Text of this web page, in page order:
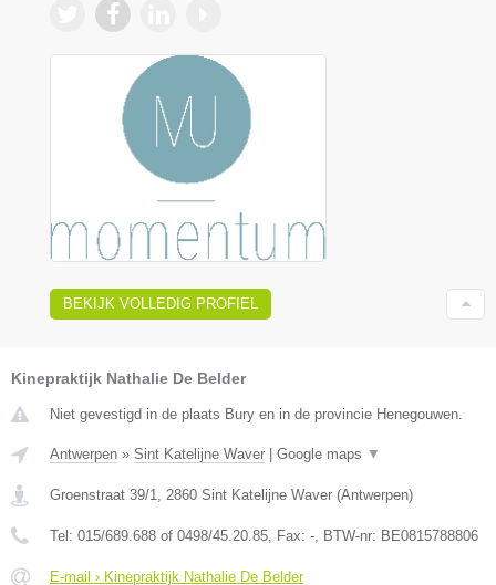
BEKIJK VOLLEDIG PROFIEL
Kinepraktijk Nathalie De Belder
Niet gevestigd in de plaats Bury en in de provincie Henegouwen.
Antwerpen » Sint Katelijne Waver | Google maps ▼
Groenstraat 39/1 2860 Sint Katelijne Waver (Antwerpen)
Tel: 015/689.688 of 0498/45.20.85 , Fax: - , BTW-nr: BE0815788806
E-mail › Kinepraktijk Nathalie De Belder